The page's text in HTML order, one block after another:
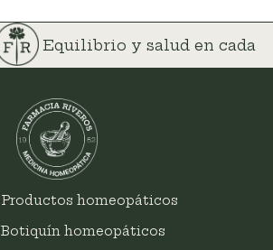
Equilibrio y salud en cada
Productos homeopáticos
Botiquín homeopáticos